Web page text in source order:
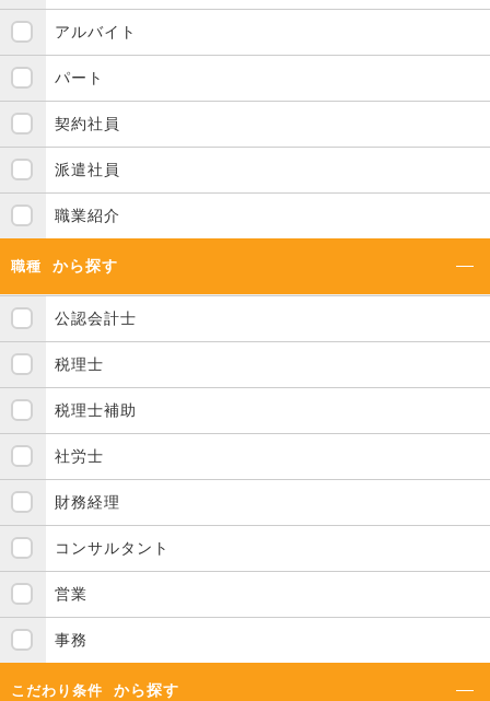
アルバイト
パート
契約社員
派遣社員
職業紹介
職種 から探す
公認会計士
税理士
税理士補助
社労士
財務経理
コンサルタント
営業
事務
こだわり条件 から探す